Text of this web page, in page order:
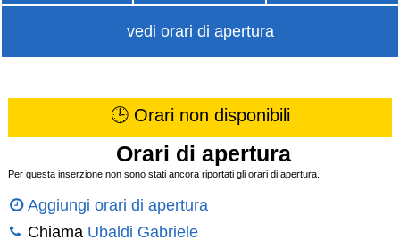
vedi orari di apertura
🕒 Orari non disponibili
Orari di apertura
Per questa inserzione non sono stati ancora riportati gli orari di apertura.
Aggiungi orari di apertura
Chiama Ubaldi Gabriele